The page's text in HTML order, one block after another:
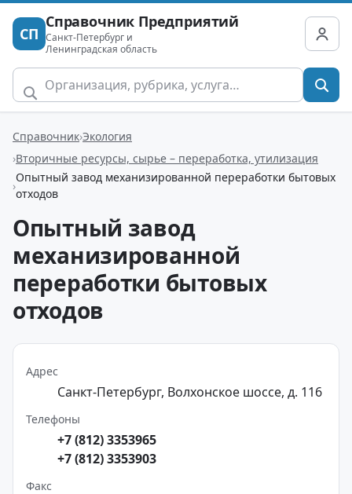
СП
Справочник Предприятий
Санкт-Петербург и
Ленинградская область
Справочник Экология
Вторичные ресурсы, сырье – переработка, утилизация
Опытный завод механизированной переработки бытовых
отходов
Опытный завод
механизированной
переработки бытовых
отходов
Адрес
Санкт-Петербург, Волхонское шоссе, д. 116
Телефоны
+7 (812) 3353965
+7 (812) 3353903
Факс